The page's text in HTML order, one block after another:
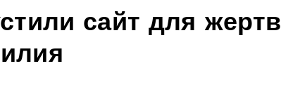
сайт для жертв